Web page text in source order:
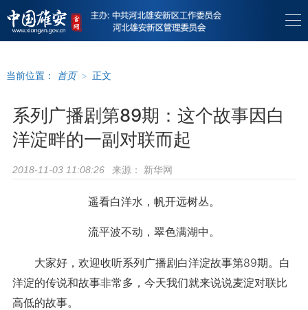
当前位置： 首页 > 正文
系列广播剧第89期：这个故事因白
洋淀畔的一副对联而起
2018-11-03 11:08:26 来源： 新华网
遥看白洋水，帆开远树丛。
流平波不动，翠色满湖中。
大家好，欢迎收听系列广播剧白洋淀故事第89期。白
洋淀的传说和故事非常多，今天我们就来说说麦淀对联比
高低的故事。